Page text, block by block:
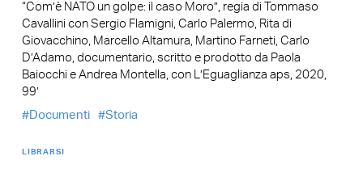
“Com’è NATO un golpe: il caso Moro”, regia di Tommaso
Cavallini con Sergio Flamigni, Carlo Palermo, Rita di
Giovacchino, Marcello Altamura, Martino Farneti, Carlo
D’Adamo, documentario, scritto e prodotto da Paola
Baiocchi e Andrea Montella, con L’Eguaglianza aps, 2020,
99’
Documenti
Storia
LIBRARSI